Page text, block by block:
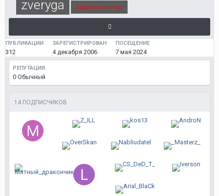
zveryga Администратор
ПУБЛИКАЦИИ
312
ЗАРЕГИСТРИРОВАН
4 декабря 2006
ПОСЕЩЕНИЕ
7 мая 2024
РЕПУТАЦИЯ
0 Обычный
14 ПОДПИСЧИКОВ